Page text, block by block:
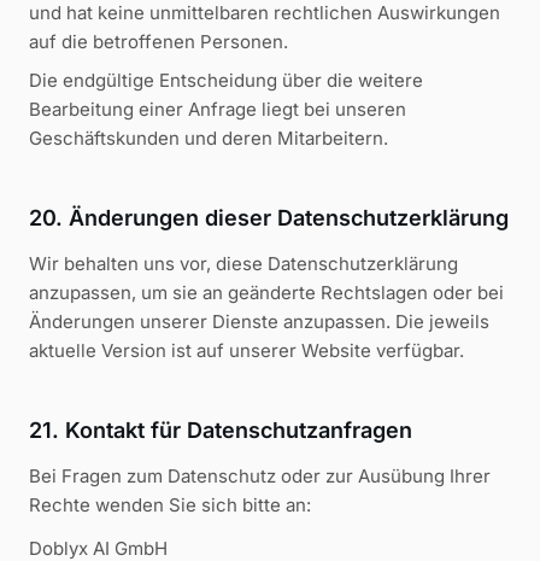
und hat keine unmittelbaren rechtlichen Auswirkungen
auf die betroffenen Personen.
Die endgültige Entscheidung über die weitere
Bearbeitung einer Anfrage liegt bei unseren
Geschäftskunden und deren Mitarbeitern.
20. Änderungen dieser Datenschutzerklärung
Wir behalten uns vor, diese Datenschutzerklärung
anzupassen, um sie an geänderte Rechtslagen oder bei
Änderungen unserer Dienste anzupassen. Die jeweils
aktuelle Version ist auf unserer Website verfügbar.
21. Kontakt für Datenschutzanfragen
Bei Fragen zum Datenschutz oder zur Ausübung Ihrer
Rechte wenden Sie sich bitte an:
Doblyx AI GmbH